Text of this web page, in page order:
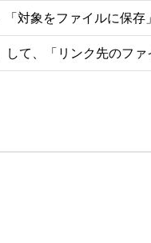
対象をファイルに保存
して、「リンク先のフ